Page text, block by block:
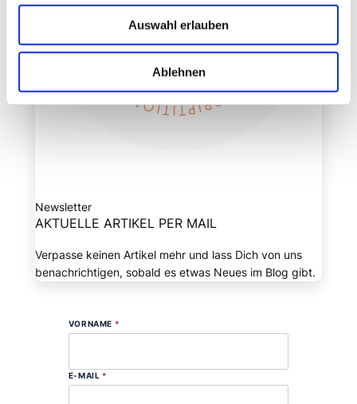
Auswahl erlauben
Ablehnen
Newsletter
AKTUELLE ARTIKEL PER MAIL
Verpasse keinen Artikel mehr und lass Dich von uns
benachrichtigen, sobald es etwas Neues im Blog gibt.
VORNAME *
E-MAIL *